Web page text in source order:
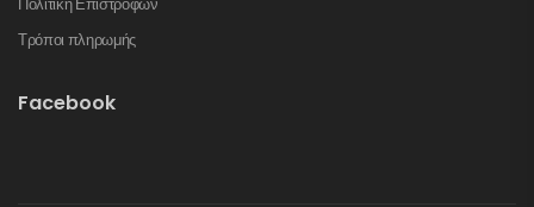
Τρόποι πληρωμής
Facebook